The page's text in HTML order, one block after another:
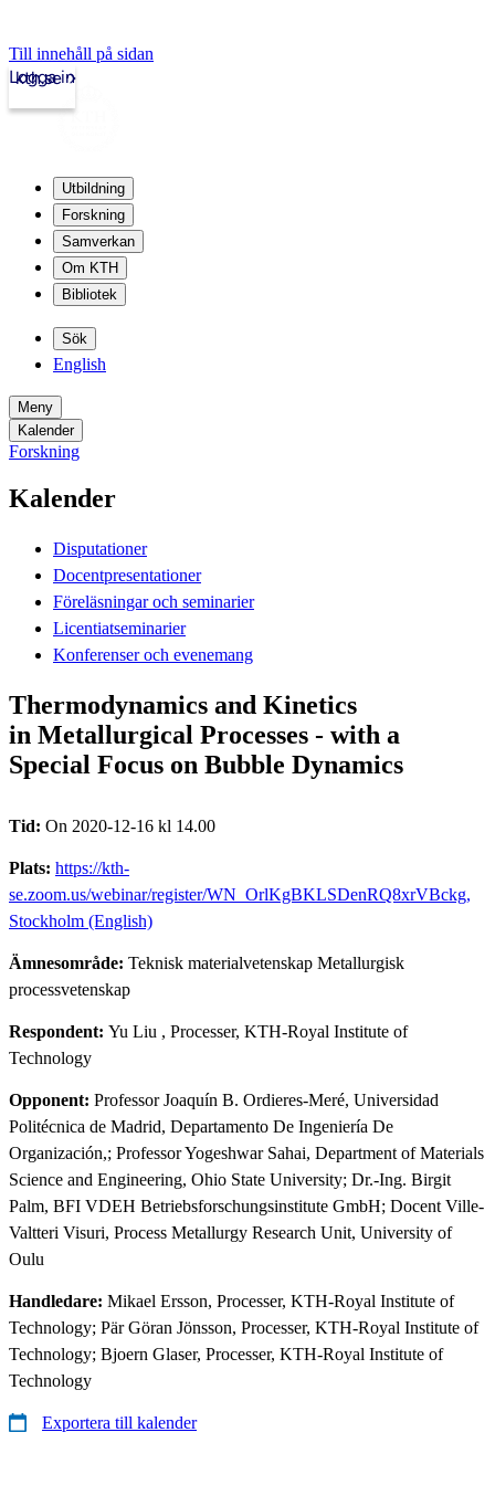
Till innehåll på sidan
kth.se
Logga in
Utbildning
Forskning
Samverkan
Om KTH
Bibliotek
Sök
English
Meny
Kalender
Forskning
Kalender
Disputationer
Docentpresentationer
Föreläsningar och seminarier
Licentiatseminarier
Konferenser och evenemang
Thermodynamics and Kinetics
in Metallurgical Processes - with a
Special Focus on Bubble Dynamics
Tid: On 2020-12-16 kl 14.00
Plats: https://kth-
se.zoom.us/webinar/register/WN_OrlKgBKLSDenRQ8xrVBckg,
Stockholm (English)
Ämnesområde: Teknisk materialvetenskap Metallurgisk
processvetenskap
Respondent: Yu Liu , Processer, KTH-Royal Institute of
Technology
Opponent: Professor Joaquín B. Ordieres-Meré, Universidad
Politécnica de Madrid, Departamento De Ingeniería De
Organización,; Professor Yogeshwar Sahai, Department of Materials
Science and Engineering, Ohio State University; Dr.-Ing. Birgit
Palm, BFI VDEH Betriebsforschungsinstitute GmbH; Docent Ville-
Valtteri Visuri, Process Metallurgy Research Unit, University of
Oulu
Handledare: Mikael Ersson, Processer, KTH-Royal Institute of
Technology; Pär Göran Jönsson, Processer, KTH-Royal Institute of
Technology; Bjoern Glaser, Processer, KTH-Royal Institute of
Technology
Exportera till kalender